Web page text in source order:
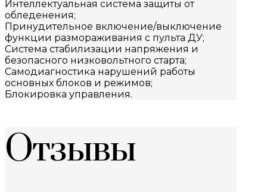
Интеллектуальная система защиты от
обледенения;
Принудительное включение/выключение
функции размораживания с пульта ДУ;
Система стабилизации напряжения и
безопасного низковольтного старта;
Самодиагностика нарушений работы
основных блоков и режимов;
Блокировка управления.
Отзывы